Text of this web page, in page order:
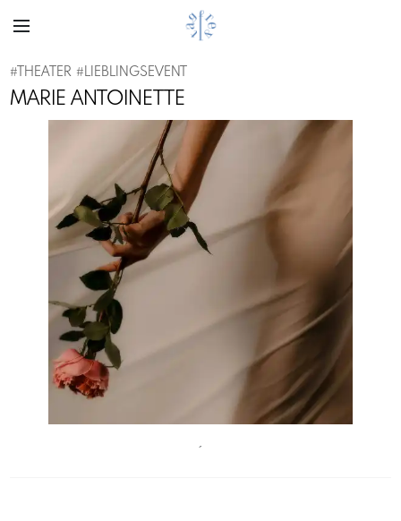
# THEATER #LIEBLINGSEVENT
MARIE ANTOINETTE
Previous
´